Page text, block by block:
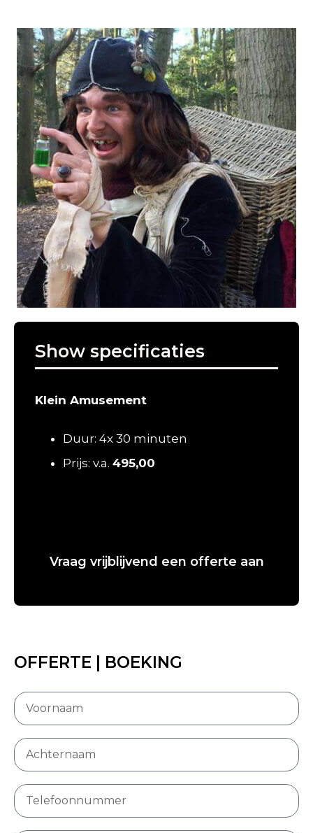
Show specificaties
Klein Amusement
Duur: 4x 30 minuten
Prijs: v.a. 495,00
Vraag vrijblijvend een offerte aan
OFFERTE | BOEKING